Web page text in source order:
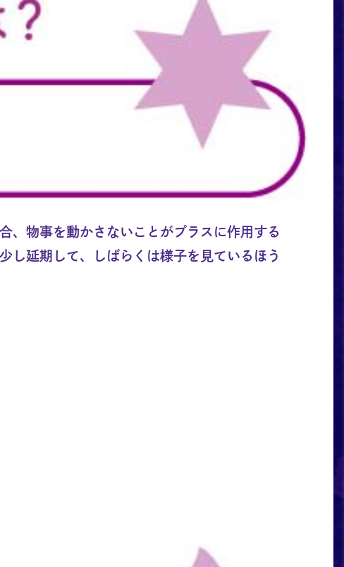
、物事を動かさないことがプラスに作用する
し延期して、しばらくは様子を見ているほう